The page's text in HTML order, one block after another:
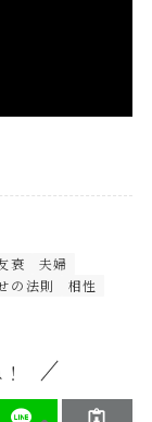
衰
夫婦
の法則
相性